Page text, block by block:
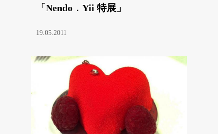
「Nendo．Yii 特展」
19.05.2011